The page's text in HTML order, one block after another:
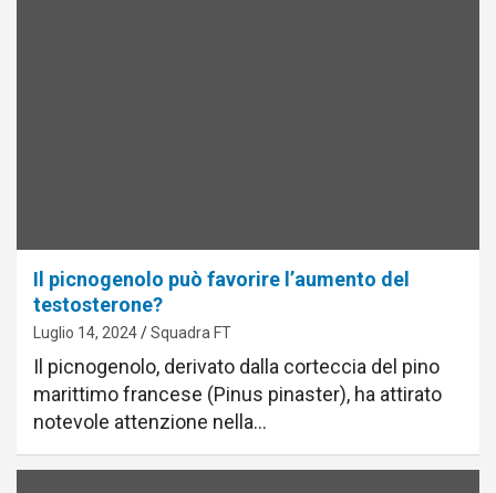
Il picnogenolo può favorire l’aumento del
testosterone?
Luglio 14, 2024 Squadra FT
Il picnogenolo, derivato dalla corteccia del pino
marittimo francese (Pinus pinaster), ha attirato
notevole attenzione nella…